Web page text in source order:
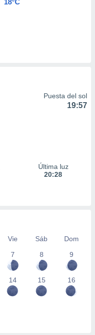
18°C
Puesta del sol
19:57
Última luz
20:28
Vie Sáb
Dom
7
8 9
14 15 16